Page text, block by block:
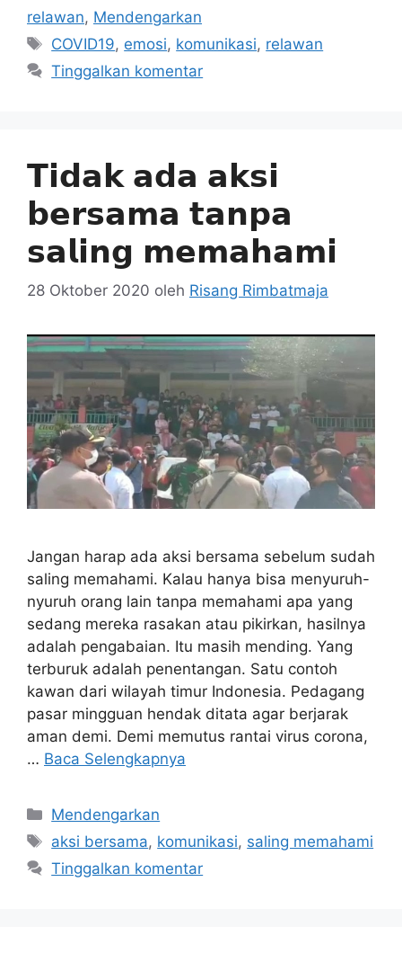
relawan, Mendengarkan
Tag
COVID19, emosi, komunikasi, relawan
Tinggalkan komentar
𝗧𝗶𝗱𝗮𝗸 𝗮𝗱𝗮 𝗮𝗸𝘀𝗶
𝗯𝗲𝗿𝘀𝗮𝗺𝗮 𝘁𝗮𝗻𝗽𝗮
𝘀𝗮𝗹𝗶𝗻𝗴 𝗺𝗲𝗺𝗮𝗵𝗮𝗺𝗶
28 Oktober 2020 oleh Risang Rimbatmaja
Jangan harap ada aksi bersama sebelum sudah
saling memahami. Kalau hanya bisa menyuruh-
nyuruh orang lain tanpa memahami apa yang
sedang mereka rasakan atau pikirkan, hasilnya
adalah pengabaian. Itu masih mending. Yang
terburuk adalah penentangan. Satu contoh
kawan dari wilayah timur Indonesia. Pedagang
pasar mingguan hendak ditata agar berjarak
aman demi. Demi memutus rantai virus corona,
… Baca Selengkapnya
Kategori
Mendengarkan
Tag
aksi bersama, komunikasi, saling memahami
Tinggalkan komentar